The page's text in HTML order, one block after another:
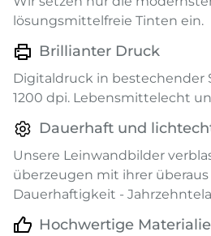
lösungsmittelfreie Tinten ein.
Brillianter Druck
Digitaldruck in bestechender
1200 dpi. Lebensmittelecht
Dauerhaft und
Unsere Leinwandbilder
überzeugen mit ihrer
Dauerhaftigkeit -
Hochwertige